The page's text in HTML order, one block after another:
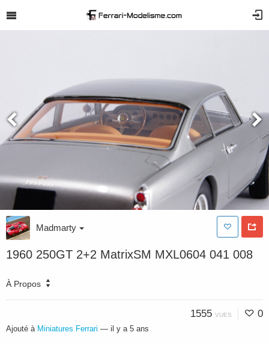
Madmarty
1960 250GT 2+2 MatrixSM MXL0604 041 008
À Propos
1555 VUES 0
Ajouté à Miniatures Ferrari — il y a 5 ans